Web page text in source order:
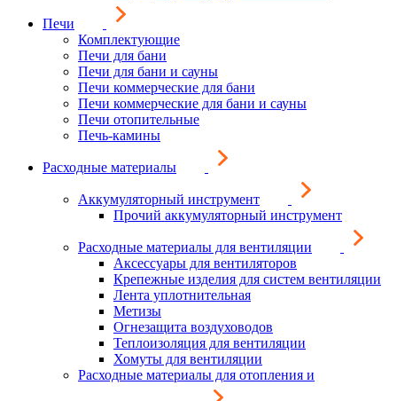
Печи
Комплектующие
Печи для бани
Печи для бани и сауны
Печи коммерческие для бани
Печи коммерческие для бани и сауны
Печи отопительные
Печь-камины
Расходные материалы
Аккумуляторный инструмент
Прочий аккумуляторный инструмент
Расходные материалы для вентиляции
Аксессуары для вентиляторов
Крепежные изделия для систем вентиляции
Лента уплотнительная
Метизы
Огнезащита воздуховодов
Теплоизоляция для вентиляции
Хомуты для вентиляции
Расходные материалы для отопления и